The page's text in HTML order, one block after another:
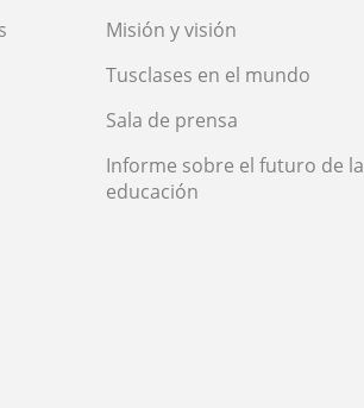
Misión y visión
Tusclases en el mundo
Sala de prensa
Informe sobre el futuro de la
educación